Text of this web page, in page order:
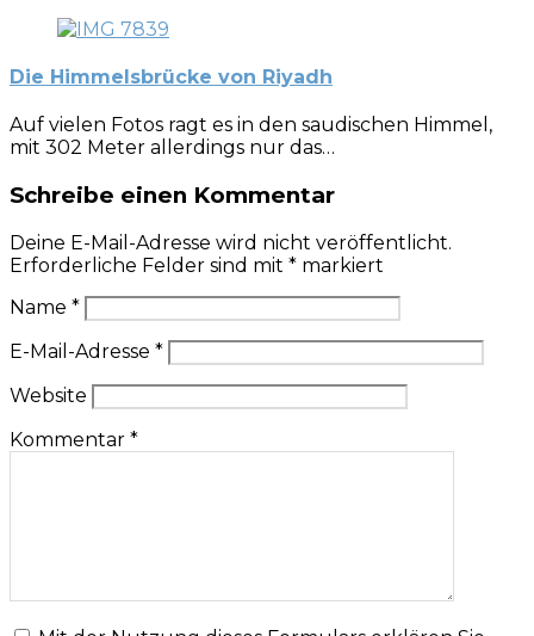
Die Himmelsbrücke von Riyadh
Auf vielen Fotos ragt es in den saudischen Himmel,
mit 302 Meter allerdings nur das…
Schreibe einen Kommentar
Deine E-Mail-Adresse wird nicht veröffentlicht.
Erforderliche Felder sind mit * markiert
Name *
E-Mail-Adresse *
Website
Kommentar *